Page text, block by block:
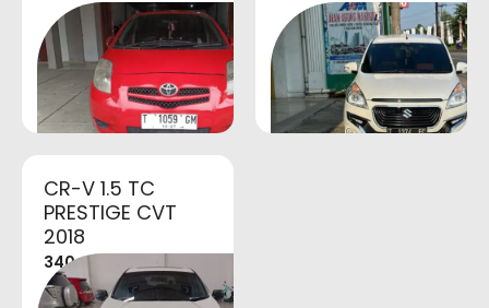
CR-V 1.5 TC
PRESTIGE CVT
2018
340 Jutaan